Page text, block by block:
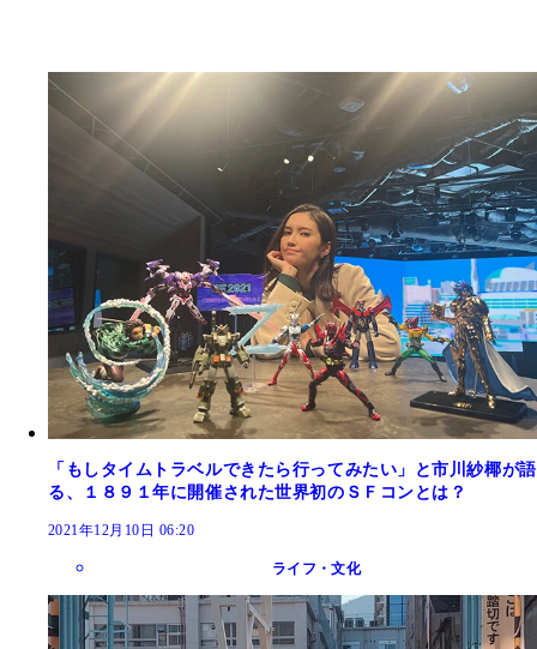
「もしタイムトラベルできたら行ってみたい」と市川紗椰が語
る、１８９１年に開催された世界初のＳＦコンとは？
2021年12月10日 06:20
ライフ・文化